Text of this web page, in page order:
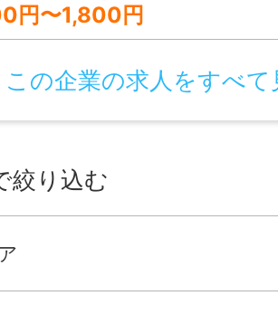
円〜1,800円
この企業の求人をすべて
絞り込む